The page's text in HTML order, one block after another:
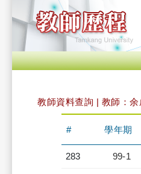
教師資料查詢 | 教師：余
# 學年期
283 99-1